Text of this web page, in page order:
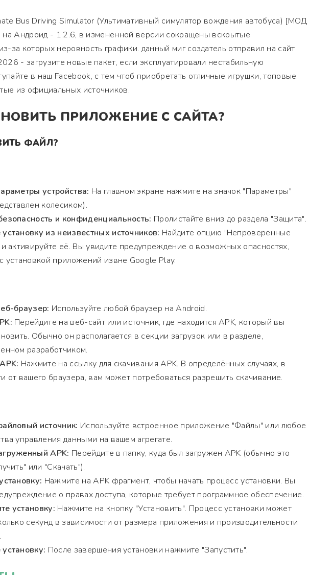
Bus Driving Simulator (Ультимативный симулятор вождения автобуса) [МОД
на Андроид - 1.2.6, в измененной версии сокращены вскрытые
за которых неровность графики. данный миг создатель отправил на сайт
- загрузите новые пакет, если эксплуатировали нестабильную
в наш Facebook, с тем чтоб приобретать отличные игрушки, топовые
из официальных источников.
ПРИЛОЖЕНИЕ С САЙТА?
ФАЙЛ?
устройства: На главном экране нажмите на значок "Параметры"
колесиком).
и конфиденциальность: Пролистайте вниз до раздела "Защита".
из неизвестных источников: Найдите опцию "Непроверенные
и активируйте её. Вы увидите предупреждение о возможных опасностях,
установкой приложений извне Google Play.
браузер: Используйте любой браузер на Android.
Перейдите на веб-сайт или источник, где находится APK, который вы
Обычно он располагается в секции загрузок или в разделе,
разработчиком.
Нажмите на ссылку для скачивания APK. В определённых случаях, в
от вашего браузера, вам может потребоваться разрешить скачивание.
источник: Используйте встроенное приложение "Файлы" или любое
управления данными на вашем агрегате.
APK: Перейдите в папку, куда был загружен APK (обычно это
или "Скачать").
Нажмите на APK фрагмент, чтобы начать процесс установки. Вы
о правах доступа, которые требует программное обеспечение.
установку: Нажмите на кнопку "Установить". Процесс установки может
секунд в зависимости от размера приложения и производительности
После завершения установки нажмите "Запустить".